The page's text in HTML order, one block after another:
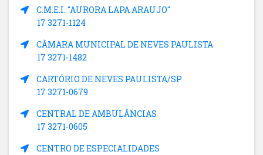
C.M.E.I. "AURORA LAPA ARAUJO"
17 3271-1124
CÂMARA MUNICIPAL DE NEVES PAULISTA
17 3271-1482
CARTÓRIO DE NEVES PAULISTA/SP
17 3271-0679
CENTRAL DE AMBULÂNCIAS
17 3271-0605
CENTRO DE ESPECIALIDADES